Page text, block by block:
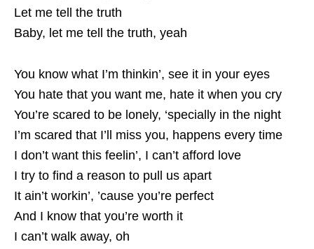
Let me tell the truth
Baby, let me tell the truth, yeah
You know what I’m thinkin’, see it in your eyes
You hate that you want me, hate it when you cry
You’re scared to be lonely, ‘specially in the night
I’m scared that I’ll miss you, happens every time
I don’t want this feelin’, I can’t afford love
I try to find a reason to pull us apart
It ain’t workin’, ’cause you’re perfect
And I know that you’re worth it
I can’t walk away, oh